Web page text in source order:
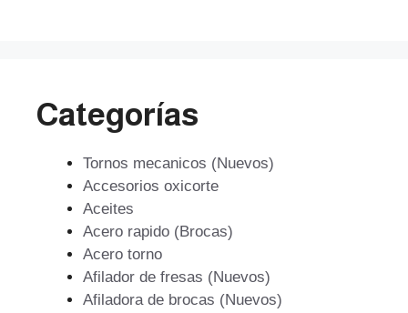
Categorías
Tornos mecanicos (Nuevos)
Accesorios oxicorte
Aceites
Acero rapido (Brocas)
Acero torno
Afilador de fresas (Nuevos)
Afiladora de brocas (Nuevos)